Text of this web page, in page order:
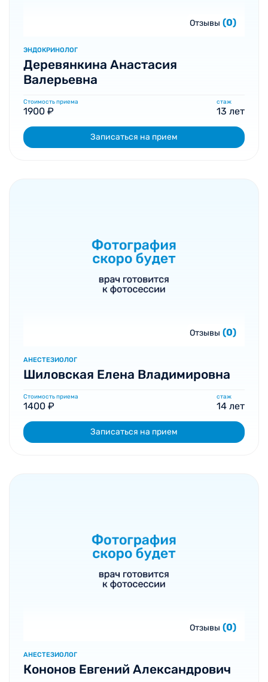
Отзывы (0)
ЭНДОКРИНОЛОГ
Деревянкина Анастасия
Валерьевна
Стоимость приема
1900 ₽
стаж
13 лет
Записаться на прием
Отзывы (0)
АНЕСТЕЗИОЛОГ
Шиловская Елена Владимировна
Стоимость приема
1400 ₽
стаж
14 лет
Записаться на прием
Отзывы (0)
АНЕСТЕЗИОЛОГ
Кононов Евгений Александрович